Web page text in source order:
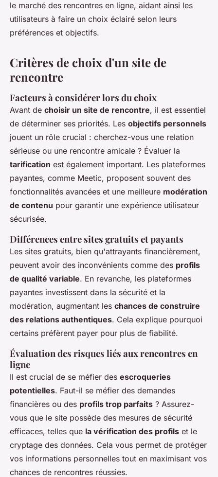
le marché des rencontres en ligne, aidant ainsi les
utilisateurs à faire un choix éclairé selon leurs
préférences et objectifs.
Critères de choix d'un site de
rencontre
Facteurs à considérer lors du choix
Avant de choisir un site de rencontre, il est essentiel
de déterminer ses priorités. Les objectifs personnels
jouent un rôle crucial : cherchez-vous une relation
sérieuse ou une rencontre amicale ? Évaluer la
tarification est également important. Les plateformes
payantes, comme Meetic, proposent souvent des
fonctionnalités avancées et une meilleure modération
de contenu pour garantir une expérience utilisateur
sécurisée.
Différences entre sites gratuits et payants
Les sites gratuits, bien qu'attrayants financièrement,
peuvent avoir des inconvénients comme des profils
de qualité variable. En revanche, les plateformes
payantes investissent dans la sécurité et la
modération, augmentant les chances de construire
des relations authentiques. Cela explique pourquoi
certains préfèrent payer pour plus de fiabilité.
Évaluation des risques liés aux rencontres en
ligne
Il est crucial de se méfier des escroqueries
potentielles. Faut-il se méfier des demandes
financières ou des profils trop parfaits ? Assurez-
vous que le site possède des mesures de sécurité
efficaces, telles que la vérification des profils et le
cryptage des données. Cela vous permet de protéger
vos informations personnelles tout en maximisant vos
chances de rencontres réussies.